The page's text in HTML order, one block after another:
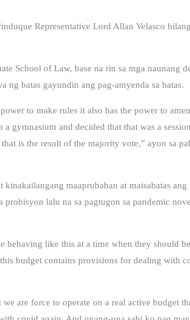
Representative Lord Allan Velasco bilang
School of Law, base na rin sa mga naunang
ng batas gayundin ang pag-amyenda sa batas.
to make rules it also has the power to
gymnasium and decided that that was a
is the result of the majority vote,” ayon sa
maaprubahan at maisabatas ang
probisyon lalu na sa pagtugon sa pandemic
behaving like this at a time when they should be
budget contains provisions for dealing with
are force to operate on a real active budget